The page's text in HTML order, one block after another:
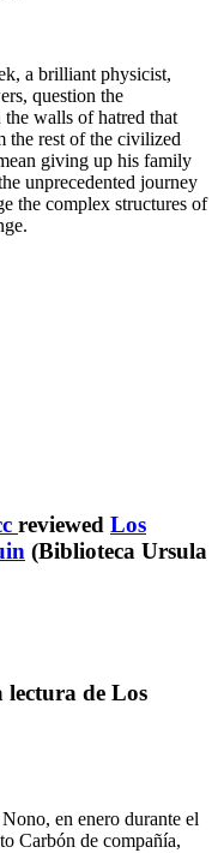
a brilliant physicist,
question the
walls of hatred that
the rest of the civilized
giving up his family
unprecedented journey
the complex structures of
reviewed Los
(Biblioteca Ursula
lectura de Los
en enero durante el
Carbón de compañía,